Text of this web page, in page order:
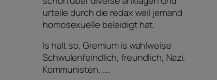
urteile durch die redax weil jemand
homosexuelle beleidigt hat.
Is halt so, Gremium is wahlweise
Schwulenfeindlich, freundlich, Nazi,
Kommunisten, ….